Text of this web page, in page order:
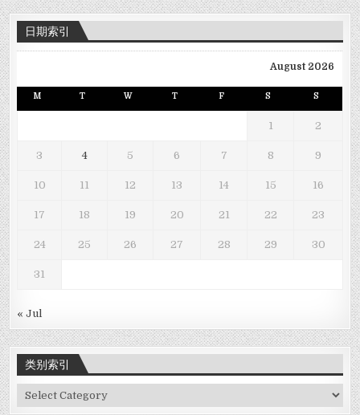
日期索引
August 2026
M T W T F S S
1 2
3 4 5 6 7 8 9
10 11 12 13 14 15 16
17 18 19 20 21 22 23
24 25 26 27 28 29 30
31
« Jul
类别索引
类